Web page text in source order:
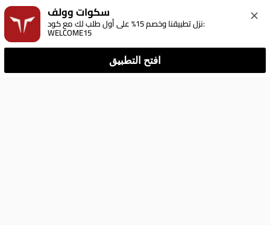
سكوات وولف
نزل تطبيقنا وخصم 15% على أول طلب لك مع كود:
WELCOME15
افتح التطبيق